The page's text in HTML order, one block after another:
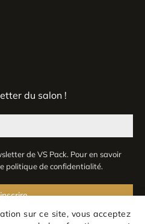
du salon !
de VS Pack. Pour en savoir
politique de confidentialité.
sur ce site, vous acceptez